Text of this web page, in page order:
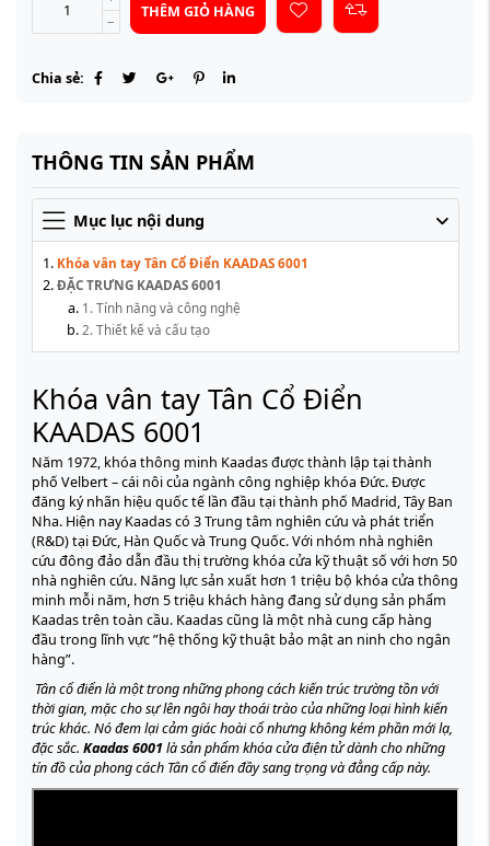
THÊM GIỎ HÀNG
Chia sẻ:
THÔNG TIN SẢN PHẨM
Mục lục nội dung
Khóa vân tay Tân Cổ Điển KAADAS 6001
ĐẶC TRƯNG KAADAS 6001
1. Tính năng và công nghệ
2. Thiết kế và cấu tạo
Khóa vân tay Tân Cổ Điển
KAADAS 6001
Năm 1972, khóa thông minh Kaadas được thành lập tại thành
phố Velbert – cái nôi của ngành công nghiệp khóa Đức. Được
đăng ký nhãn hiệu quốc tế lần đầu tại thành phố Madrid, Tây Ban
Nha. Hiện nay Kaadas có 3 Trung tâm nghiên cứu và phát triển
(R&D) tại Đức, Hàn Quốc và Trung Quốc. Với nhóm nhà nghiên
cứu đông đảo dẫn đầu thị trường khóa cửa kỹ thuật số với hơn 50
nhà nghiên cứu. Năng lực sản xuất hơn 1 triệu bộ khóa cửa thông
minh mỗi năm, hơn 5 triệu khách hàng đang sử dụng sản phẩm
Kaadas trên toàn cầu. Kaadas cũng là một nhà cung cấp hàng
đầu trong lĩnh vực ”hệ thống kỹ thuật bảo mật an ninh cho ngân
hàng”.
Tân cổ điển là một trong những phong cách kiến trúc trường tồn với
thời gian, mặc cho sự lên ngôi hay thoái trào của những loại hình kiến
trúc khác. Nó đem lại cảm giác hoài cổ nhưng không kém phần mới lạ,
đặc sắc. Kaadas 6001 là sản phẩm khóa cửa điện tử dành cho những
tín đồ của phong cách Tân cổ điển đầy sang trọng và đẳng cấp này.